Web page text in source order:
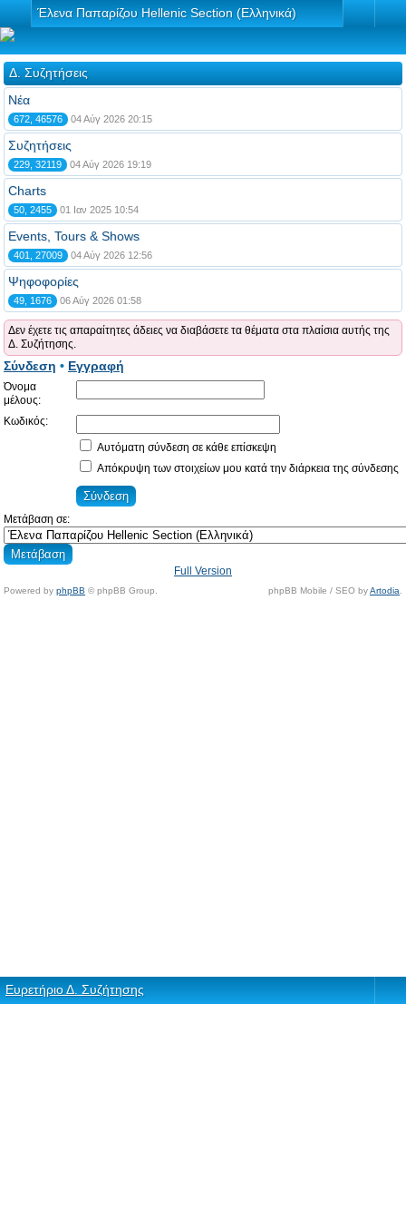
Έλενα Παπαρίζου Hellenic Section (Ελληνικά)
Δ. Συζητήσεις
Νέα
672, 46576 04 Αύγ 2026 20:15
Συζητήσεις
229, 32119 04 Αύγ 2026 19:19
Charts
50, 2455 01 Ιαν 2025 10:54
Events, Tours & Shows
401, 27009 04 Αύγ 2026 12:56
Ψηφοφορίες
49, 1676 06 Αύγ 2026 01:58
Δεν έχετε τις απαραίτητες άδειες να διαβάσετε τα θέματα στα πλαίσια αυτής της
Δ. Συζήτησης.
Σύνδεση • Εγγραφή
Όνομα
μέλους:
Κωδικός:
Αυτόματη σύνδεση σε κάθε επίσκεψη
Απόκρυψη των στοιχείων μου κατά την διάρκεια της σύνδεσης
Μετάβαση σε:
Full Version
Powered by phpBB © phpBB Group. phpBB Mobile / SEO byArtodia
Ευρετήριο Δ. Συζήτησης